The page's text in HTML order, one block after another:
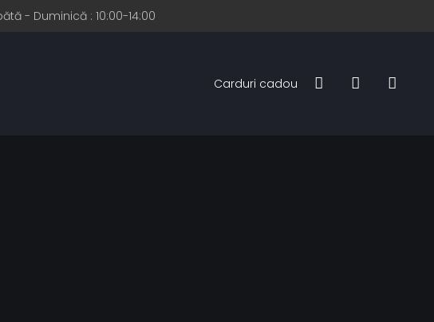
- Duminică : 10:00-14:00
Carduri cadou